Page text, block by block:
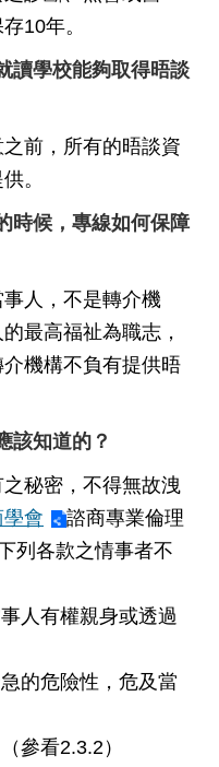
10年。
讀學校能夠取得晤談
前，所有的晤談資
。
時候，專線如何保障
人，不是轉介機
最高福祉為職志，
機構不負有提供晤
該知道的？
秘密，不得無故洩
會
諮商專業倫理
列各款之情事者不
人有權親身或透過
的危險性，危及當
參看2.3.2）